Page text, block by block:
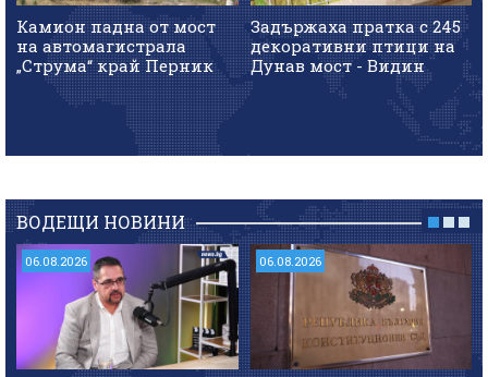
Камион падна от мост
на автомагистрала
„Струма“ край Перник
Задържаха пратка с 245
декоративни птици на
Дунав мост - Видин
ВОДЕЩИ НОВИНИ
06.08.2026 06.08.2026